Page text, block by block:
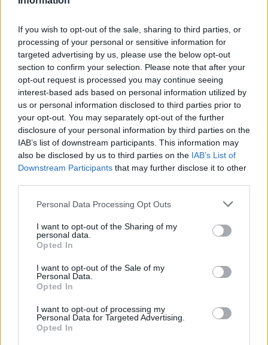
If you wish to opt-out of the sale, sharing to third parties, or
processing of your personal or sensitive information for
targeted advertising by us, please use the below opt-out
section to confirm your selection. Please note that after your
opt-out request is processed you may continue seeing
interest-based ads based on personal information utilized by
us or personal information disclosed to third parties prior to
your opt-out. You may separately opt-out of the further
disclosure of your personal information by third parties on the
IAB’s list of downstream participants. This information may
also be disclosed by us to third parties on the IAB’s List of
Downstream Participants that may further disclose it to other
Please note that this website/app uses one or more Google
not limited to your visit or usage behaviour. You may click to
grant or deny consent to Google and its third-party tags to
use your data for below specified purposes in below Google
consent section.
Personal Data Processing Opt Outs
I want to opt-out of the Sharing of my
personal data.
Opted In
I want to opt-out of the Sale of my
Personal Data.
Opted In
I want to opt-out of processing my
Personal Data for Targeted Advertising.
Opted In
Dividendos da Petrobras, recuperação judicial e mais: o que
você perdeu esta semana
Bruno Costa · 9 ago 2026